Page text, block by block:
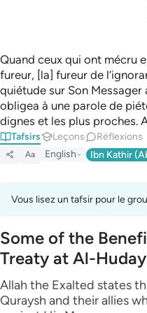
Quand ceux qui ont mécru
fureur, [la] fureur de
quiétude sur Son
obligea à une parole de
dignes et les plus proches.
Tafsirs Leçons Réflexions
Aa English Ibn Kathir
Vous lisez un tafsir pour le
Some of the
Treaty at Al-
Allah the Exalted states
Quraysh and their allies